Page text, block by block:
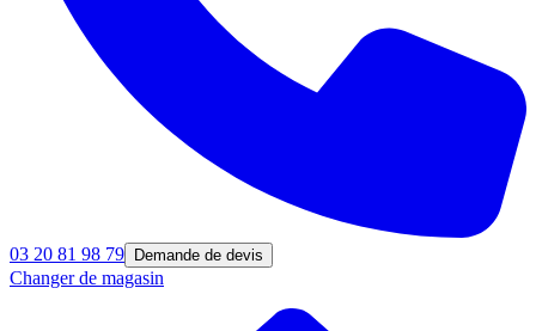
03 20 81 98 79 Demande de devis
Changer de magasin